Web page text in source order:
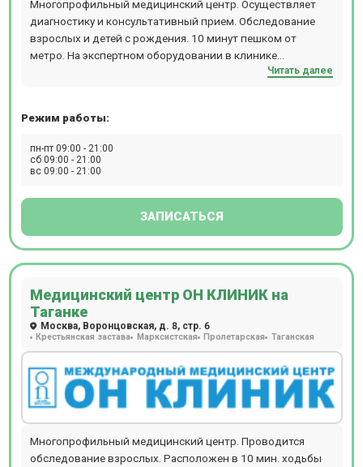
программы диспансеризации, рассчитанные на
определенные возрастные категории – от
новорожденных до пожилых людей. Врачи составляют
схемы лечения, опираясь на анамнез, возраст, пол,
Полное поликлиническое обслуживание, предлагаемое
для семей: здесь получит помощь каждый, от мала до
велика.
Многопрофильный медицинский центр. Осуществляет
диагностику и консультативный прием. Обследование
взрослых и детей с рождения. 10 минут пешком от
метро. На экспертном оборудовании в клинике
проводятся все ультразвукового исследования,
психолог. Возможен выезд специалистов на дом. Все
Т-СПОТ. Работает специализированное неврологическое
отделение с восстановительным подразделением: прием
Читать далее
Режим работы:
пн-пт 09:00 - 21:00
сб 09:00 - 21:00
вс 09:00 - 21:00
ЗАПИСАТЬСЯ
Медицинский центр ОН КЛИНИК на
Таганке
Москва, Воронцовская, д. 8, стр. 6
Крестьянская застава Марксистская Пролетарская Таганская
Многопрофильный медицинский центр. Проводится
обследование взрослых. Расположен в 10 мин. ходьбы